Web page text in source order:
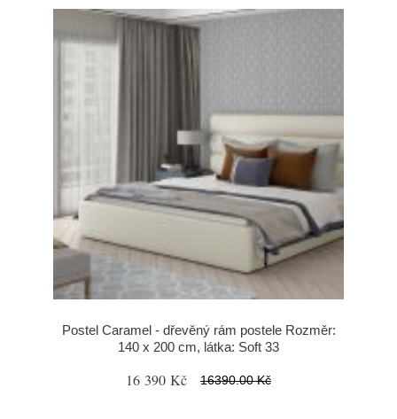
Postel Caramel - dřevěný rám postele Rozměr:
140 x 200 cm, látka: Soft 33
16 390 Kč 16390.00 Kč